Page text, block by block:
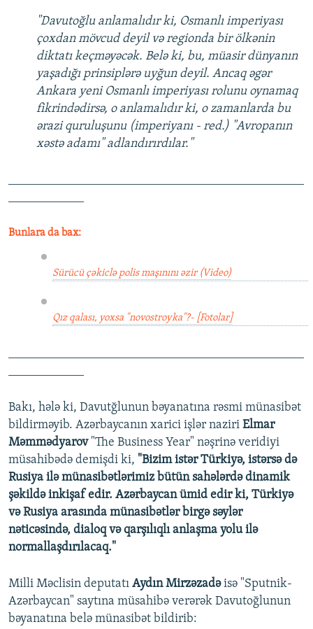
"Davutoğlu anlamalıdır ki, Osmanlı imperiyası
çoxdan mövcud deyil və regionda bir ölkənin
diktatı keçməyəcək. Belə ki, bu, müasir dünyanın
yaşadığı prinsiplərə uyğun deyil. Ancaq əgər
Ankara yeni Osmanlı imperiyası rolunu oynamaq
fikrindədirsə, o anlamalıdır ki, o zamanlarda bu
ərazi quruluşunu (imperiyanı - red.) "Avropanın
xəstə adamı" adlandırırdılar."
Bunlara da bax:
Sürücü çəkiclə polis maşınını əzir (Video)
Qız qalası, yoxsa "novostroyka"?- [Fotolar]
Bakı, hələ ki, Davutğlunun bəyanatına rəsmi münasibət
bildirməyib. Azərbaycanın xarici işlər naziri Elmar
Məmmədyarov "The Business Year" nəşrinə veridiyi
müsahibədə demişdi ki, "Bizim istər Türkiyə, istərsə də
Rusiya ilə münasibətlərimiz bütün sahələrdə dinamik
şəkildə inkişaf edir. Azərbaycan ümid edir ki, Türkiyə
və Rusiya arasında münasibətlər birgə səylər
nəticəsində, dialoq və qarşılıqlı anlaşma yolu ilə
normallaşdırılacaq."
Milli Məclisin deputatı Aydın Mirzəzadəisə "Sputnik-
Azərbaycan" saytına müsahibə verərək Davutoğlunun
bəyanatına belə münasibət bildirib: